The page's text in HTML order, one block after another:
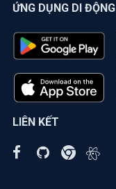
ỨNG DỤNG DI ĐỘNG
LIÊN KẾT